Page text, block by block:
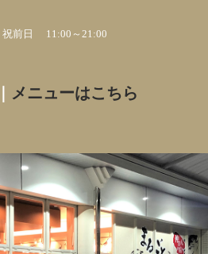
祝前日 11:00～21:00
メニューはこちら